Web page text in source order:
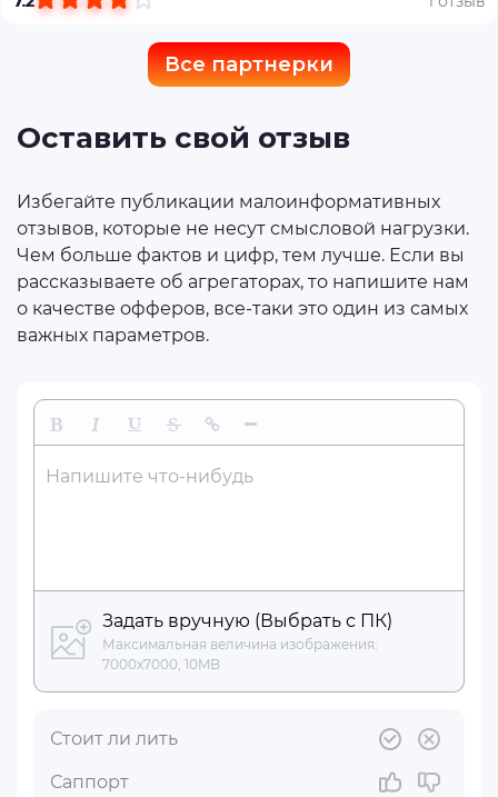
Все партнерки
Оставить свой отзыв
Избегайте публикации малоинформативных
отзывов, которые не несут смысловой нагрузки.
Чем больше фактов и цифр, тем лучше. Если вы
рассказываете об агрегаторах, то напишите нам
о качестве офферов, все-таки это один из самых
важных параметров.
Стоит ли лить
Саппорт
Напишите что-нибудь
Задать вручную (Выбрать с ПК)
Максимальная величина изображения:
7000x7000, 10MB